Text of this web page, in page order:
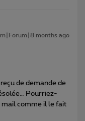
months ago
de demande de
Pourriez-
mail comme il le fait